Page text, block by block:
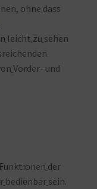
ohne dass
leicht zu sehen
Vorder- und
Funktionen der
bedienbar sein.